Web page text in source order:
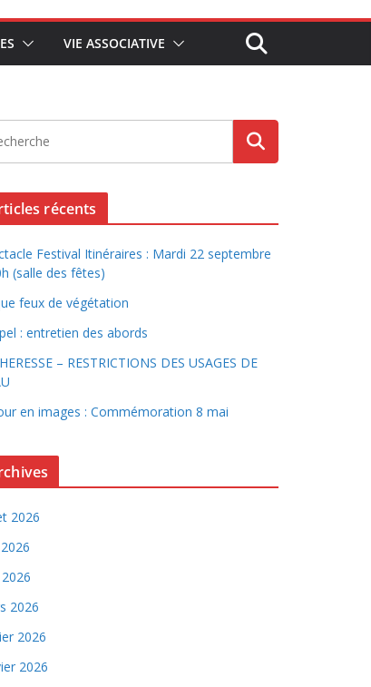
VIE ASSOCIATIVE
récents
Festival Itinéraires : Mardi 22 septembre
(salle des fêtes)
feux de végétation
: entretien des abords
– RESTRICTIONS DES USAGES DE
en images : Commémoration 8 mai
2026
2026
2026
2026